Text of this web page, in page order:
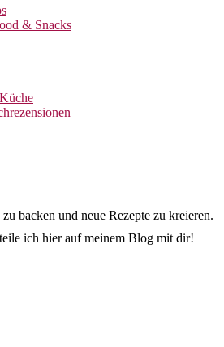
& Snacks
backen und neue Rezepte zu kreieren.
ich hier auf meinem Blog mit dir!